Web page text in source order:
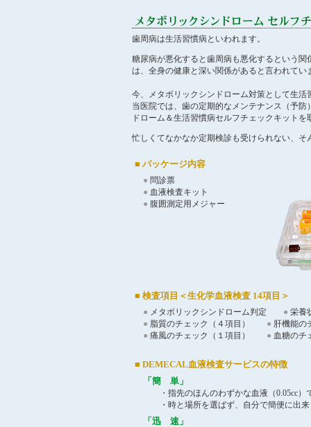
歯周病は生活習慣病といわれます。
糖尿病が悪化すると歯周病も悪化するという関
は、全身の健康と深い関係があると言われてい
今、メタボリックシンドローム対策として生
当医院では、歯の定期的なメンテナンス（予
ドローム＆生活習慣病セルフチェックキット
忙しくてなかなか定期検診も受けられない、
■ パッケージ内容
● 問診票
● 血液検査キット
● 腹囲測定用メジャー
■ 検査項目＜生化学血液検査 14項目＞
● メタボリックシンドローム判定 ● 栄養
● 脂質のチェック（４項目） ● 肝機能
● 痛風のチェック（１項目） ● 血糖の
■ DEMECAL血液検査サービスの特徴
「簡 単」
・指先のほんのわずかな血液（0.05cc）
・時と場所を選ばず、自分で簡便に出来
「迅 速」